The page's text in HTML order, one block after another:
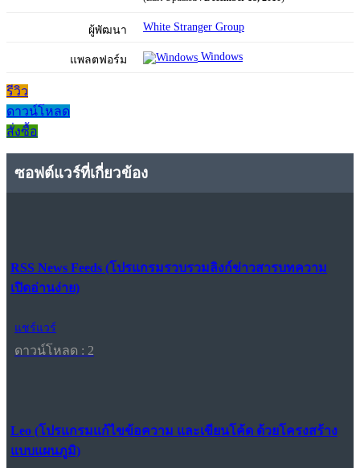
ผู้พัฒนา White Stranger Group
แพลตฟอร์ม Windows
รีวิว
ดาวน์โหลด
สั่งซื้อ
ซอฟต์แวร์ที่เกี่ยวข้อง
RSS News Feeds (โปรแกรมรวบรวมลิงก์ข่าวสารบทความ
เปิดอ่านง่าย)
แชร์แวร์
ดาวน์โหลด : 2
Leo (โปรแกรมแก้ไขข้อความ และเขียนโค้ด ด้วยโครงสร้าง
แบบแผนภูมิ)